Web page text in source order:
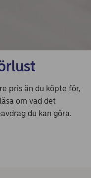
pris än du köpte för,
om vad det
du kan göra.